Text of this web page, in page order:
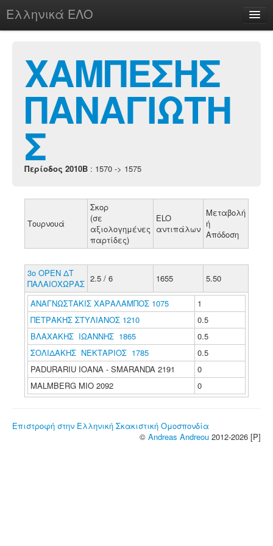
Ελληνικά ΕΛΟ
chesstu.be @ discord
Login
ΧΑΜΠΕΣΗΣ
ΠΑΝΑΓΙΩΤΗ
Σ
Περίοδος 2010B : 1570 -> 1575
Τουρνουά
Σκορ
(σε
αξιολογημένες
παρτίδες)
ELO
αντιπάλων
Μεταβολή
ή
Απόδοση
3o ΟΡΕΝ ΔΤ
ΠΑΛΑΙΟΧΩΡΑΣ 2.5 / 6 1655 5.50
ΑΝΑΓΝΩΣΤΑΚΙΣ ΧΑΡΑΛΑΜΠΟΣ 1075
1
ΠΕΤΡΑΚΗΣ ΣΤΥΛΙΑΝΟΣ 1210
0.5
ΒΛΑΧΑΚΗΣ ΙΩΑΝΝΗΣ 1865
0.5
ΣΟΛΙΔΑΚΗΣ ΝΕΚΤΑΡΙΟΣ 1785
0.5
PADURARIU IOANA - SMARANDA 2191
0
MALMBERG MIO 2092
0
Επιστροφή στην Ελληνική Σκακιστική Ομοσπονδία
© Andreas Andreou 2012-2026 [P]